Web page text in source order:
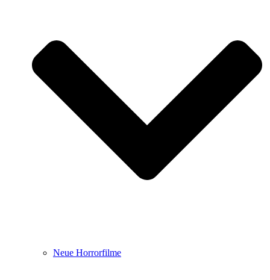
Neue Horrorfilme